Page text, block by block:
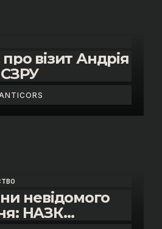
візит Андрія
невідомого
НАЗК